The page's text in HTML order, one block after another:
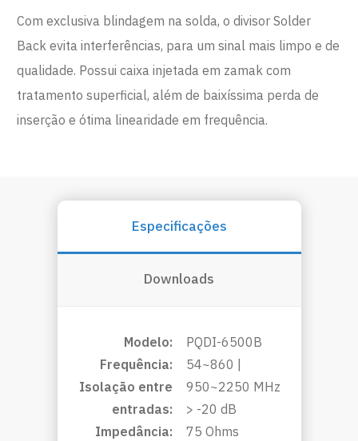
Com exclusiva blindagem na solda, o divisor Solder
Back evita interferências, para um sinal mais limpo e de
qualidade. Possui caixa injetada em zamak com
tratamento superficial, além de baixíssima perda de
inserção e ótima linearidade em frequência.
Especificações
Downloads
Modelo:
Frequência:
Isolação entre
entradas:
Impedância:
PQDI-6500B
54~860 |
950~2250 MHz
> -20 dB
75 Ohms